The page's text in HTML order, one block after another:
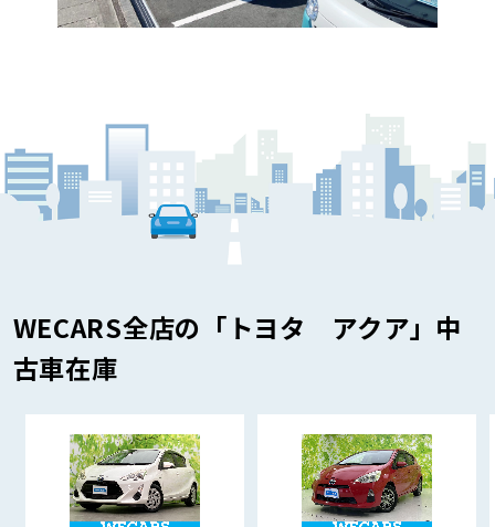
WECARS全店の「トヨタ アクア」中
古車在庫